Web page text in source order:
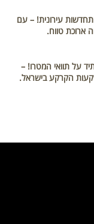
עירונית! – עם
ארוכת טווח.
על תוואי המטרו! –
הקרקע בישראל.